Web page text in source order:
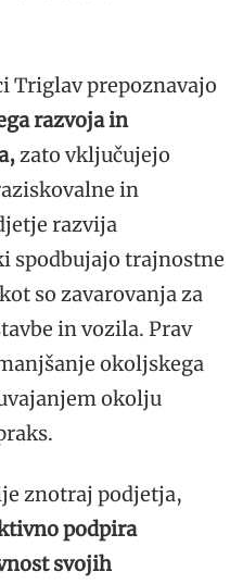
Triglav prepoznavajo
razvoja in
zato vključujejo
in
razvija
spodbujajo trajnostne
so zavarovanja za
in vozila. Prav
okoljskega
okolju
znotraj podjetja,
podpira
svojih